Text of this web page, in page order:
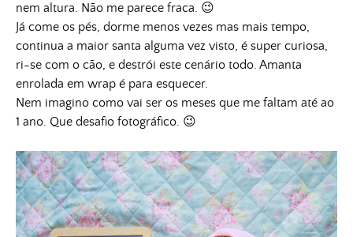
nem altura. Não me parece fraca. 😉
Já come os pés, dorme menos vezes mas mais tempo,
continua a maior santa alguma vez visto, é super curiosa,
ri-se com o cão, e destrói este cenário todo. Amanta
enrolada em wrap é para esquecer.
Nem imagino como vai ser os meses que me faltam até ao
1 ano. Que desafio fotográfico. 😉